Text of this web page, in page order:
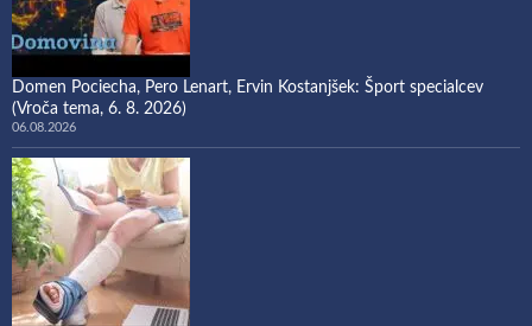
Domen Pociecha, Pero Lenart, Ervin Kostanjšek: Šport specialcev
(Vroča tema, 6. 8. 2026)
06.08.2026